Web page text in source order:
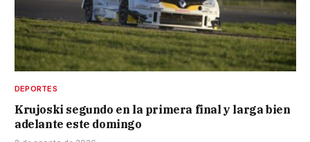
DEPORTES
Krujoski segundo en la primera final y larga bien
adelante este domingo